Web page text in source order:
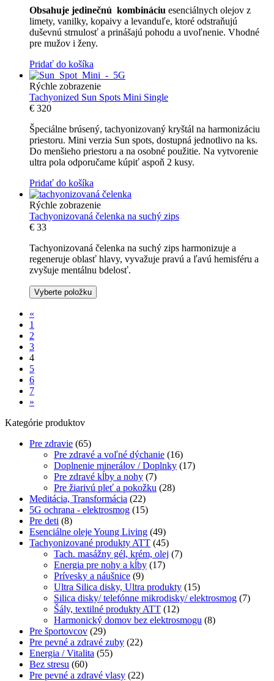
Obsahuje jedinečnú kombináciu esenciálnych olejov z
limety, vanilky, kopaivy a levanduľe, ktoré odstraňujú
duševnú strnulosť a prinášajú pohodu a uvoľnenie. Vhodné
pre mužov i ženy.
Pridať do košíka
Rýchle zobrazenie
Tachyonized Sun Spots Mini Single
€ 320
Špeciálne brúsený, tachyonizovaný kryštál na harmonizáciu
priestoru. Mini verzia Sun spots, dostupná jednotlivo na ks.
Do menšieho priestoru a na osobné použitie. Na vytvorenie
ultra pola odporučame kúpiť aspoň 2 kusy.
Pridať do košíka
Rýchle zobrazenie
Tachyonizovaná čelenka na suchý zips
€ 33
Tachyonizovaná čelenka na suchý zips harmonizuje a
regeneruje oblasť hlavy, vyvažuje pravú a ľavú hemisféru a
zvyšuje mentálnu bdelosť.
Vyberte položku
«
1
2
3
4
5
6
7
»
Kategórie produktov
Pre zdravie (65)
Pre zdravé a voľné dýchanie (16)
Doplnenie minerálov / Doplnky (17)
Pre zdravé kĺby a nohy (7)
Pre žiarivú pleť a pokožku (28)
Meditácia, Transformácia (22)
5G ochrana - elektrosmog (15)
Pre deti (8)
Esenciálne oleje Young Living (49)
Tachyonizované produkty ATT (45)
Tach. masážny gél, krém, olej (7)
Energia pre nohy a kĺby (17)
Prívesky a náušnice (9)
Ultra Silica disky, Ultra produkty (15)
Silica disky/ telefónne mikrodisky/ elektrosmog (7)
Šály, textilné produkty ATT (12)
Harmonický domov bez elektrosmogu (8)
Pre športovcov (29)
Pre pevné a zdravé zuby (22)
Energia / Vitalita (55)
Bez stresu (60)
Pre pevné a zdravé vlasy (22)